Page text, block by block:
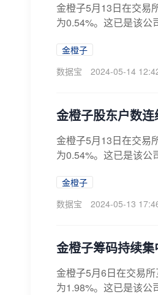
金橙子5月13日在交易
为0.54%。这已是该公
金橙子
数据宝
2024-05-14
金橙子股东户数
金橙子5月13日在交易
为0.54%。这已是该公
金橙子
数据宝
2024-05-13
金橙子筹码持续
金橙子5月6日在交易
为1.98%。这已是该公